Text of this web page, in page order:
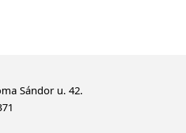
Sándor u. 42.